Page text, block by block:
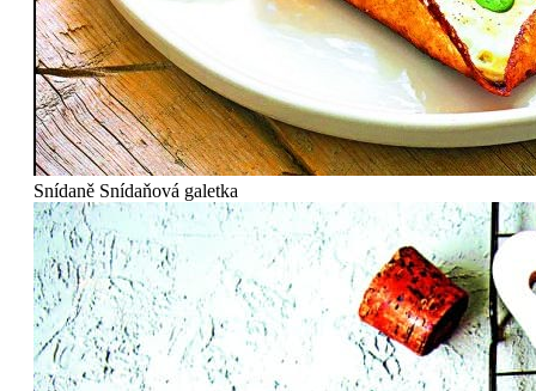
Snídaně Snídaňová galetka